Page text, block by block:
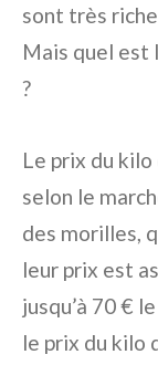
sont très
Mais quel est
?
Le prix du
selon le
des morilles,
leur prix est
jusqu’à 70 €
le prix du kilo